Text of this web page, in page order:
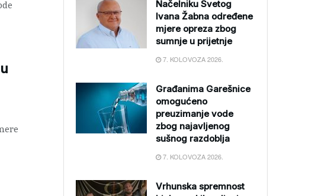
Načelniku Svetog
Ivana Žabna određene
mjere opreza zbog
sumnje u prijetnje
7. KOLOVOZA 2026.
Građanima Garešnice
omogućeno
preuzimanje vode
zbog najavljenog
sušnog razdoblja
7. KOLOVOZA 2026.
Vrhunska spremnost